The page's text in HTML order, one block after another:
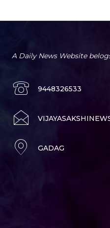
A Daily News Website
9448326533
GADAG